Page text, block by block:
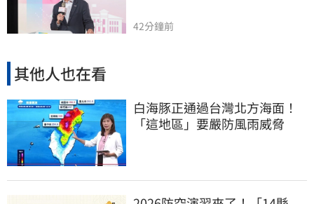
42分鐘前
其他人也在看
白海豚正通過台灣北方海面！
「這地區」要嚴防風雨威脅